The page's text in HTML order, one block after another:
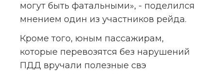
могут быть фатальными», - поделился
мнением один из участников рейда.
Кроме того, юным пассажирам,
которые перевозятся без нарушений
ПДД вручали полезные свэ